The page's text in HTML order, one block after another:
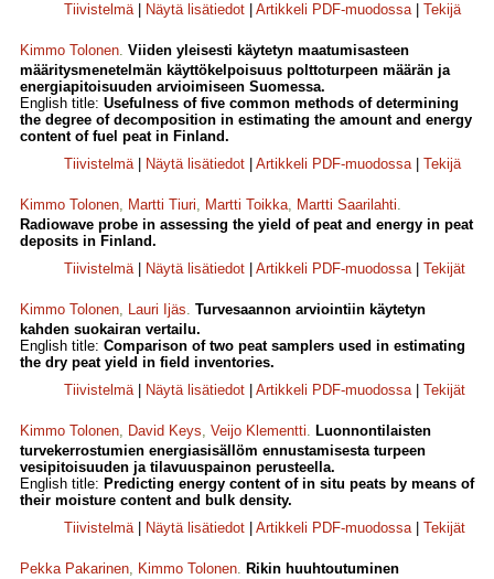
Tiivistelmä| Näytä lisätiedot Artikkeli PDF-muodossa| Tekijä
Kimmo Tolonen. Viiden yleisesti käytetyn maatumisasteen
määritysmenetelmän käyttökelpoisuus polttoturpeen määrän ja
energiapitoisuuden arvioimiseen Suomessa.
English title: Usefulness of five common methods of determining
the degree of decomposition in estimating the amount and energy
content of fuel peat in Finland.
Tiivistelmä| Näytä lisätiedot Artikkeli PDF-muodossa| Tekijä
Kimmo Tolonen, Martti Tiuri, Martti Toikka, Martti Saarilahti.
Radiowave probe in assessing the yield of peat and energy in peat
deposits in Finland.
Tiivistelmä| Näytä lisätiedot Artikkeli PDF-muodossa| Tekijät
Kimmo Tolonen, Lauri Ijäs. Turvesaannon arviointiin käytetyn
kahden suokairan vertailu.
English title: Comparison of two peat samplers used in estimating
the dry peat yield in field inventories.
Tiivistelmä| Näytä lisätiedot Artikkeli PDF-muodossa| Tekijät
Kimmo Tolonen, David Keys, Veijo Klementti. Luonnontilaisten
turvekerrostumien energiasisällöm ennustamisesta turpeen
vesipitoisuuden ja tilavuuspainon perusteella.
English title: Predicting energy content of in situ peats by means of
their moisture content and bulk density.
Tiivistelmä| Näytä lisätiedot Artikkeli PDF-muodossa| Tekijät
Pekka Pakarinen, Kimmo Tolonen. Rikin huuhtoutuminen